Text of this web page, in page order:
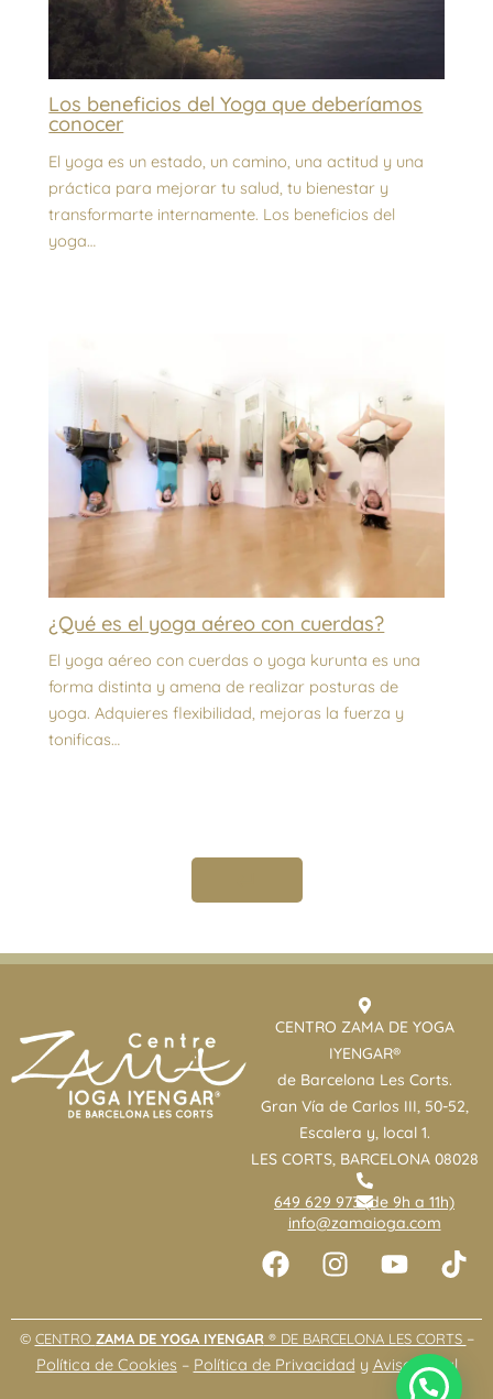
Los beneficios del Yoga que deberíamos
conocer
El yoga es un estado, un camino, una actitud y una
práctica para mejorar tu salud, tu bienestar y
transformarte internamente. Los beneficios del
yoga…
¿Qué es el yoga aéreo con cuerdas?
El yoga aéreo con cuerdas o yoga kurunta es una
forma distinta y amena de realizar posturas de
yoga. Adquieres flexibilidad, mejoras la fuerza y
tonificas…
CENTRO ZAMA DE YOGA
IYENGAR®
de Barcelona Les Corts.
Gran Vía de Carlos III, 50-52,
Escalera y, local 1.
LES CORTS, BARCELONA 08028
649 629 973 (de 9h a 11h)
info@zamaioga.com
F
a
e
b
I
n
t
a
Y
o
t
u
b
T
i
t
o
k
© CENTRO ZAMA DE YOGA IYENGAR® DE BARCELONA LES CORTS –
Política de Cookies – Política de Privacidad y Aviso Legal